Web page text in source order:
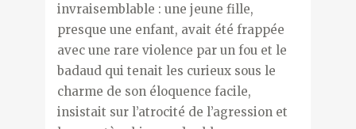
invraisemblable : une jeune fille,
presque une enfant, avait été frappée
avec une rare violence par un fou et le
badaud qui tenait les curieux sous le
charme de son éloquence facile,
insistait sur l’atrocité de l’agression et